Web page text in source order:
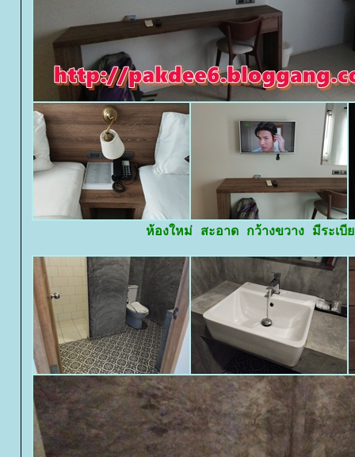
ห้องใหม่ สะอาด กว้างขวาง มีระเบี